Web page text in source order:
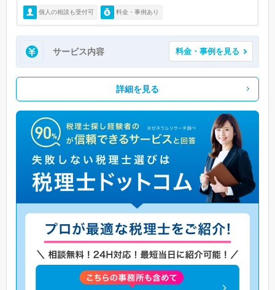
個人の相談も受付可 料金・事例あり
サービス内容 料金・事例を見る
詳細を見る